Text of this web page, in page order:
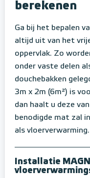
berekenen
Ga bij het bepalen
altijd uit van het
oppervlak. Zo
onder vaste delen
douchebakken
3m x 2m (6m²) is
dan haalt u deze
benodigde mat zal
als vloerverwarming.
Installatie